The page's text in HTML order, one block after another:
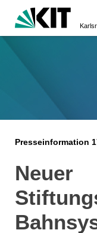
Presseinformation
Neuer